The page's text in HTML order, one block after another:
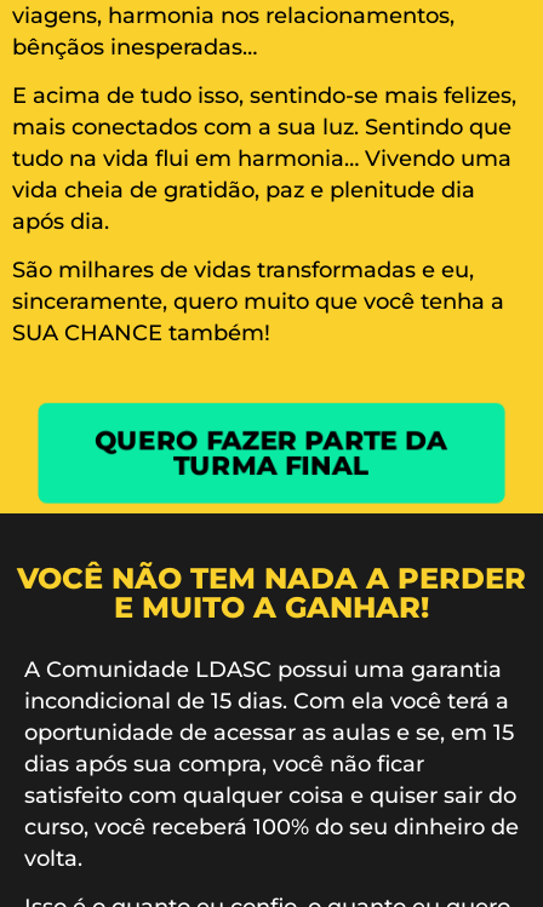
viagens, harmonia nos relacionamentos,
bênçãos inesperadas…
E acima de tudo isso, sentindo-se mais felizes,
mais conectados com a sua luz. Sentindo que
tudo na vida flui em harmonia… Vivendo uma
vida cheia de gratidão, paz e plenitude dia
após dia.
São milhares de vidas transformadas e eu,
sinceramente, quero muito que você tenha a
SUA CHANCE também!
QUERO FAZER PARTE DA
TURMA FINAL
VOCÊ NÃO TEM NADA A PERDER
E MUITO A GANHAR!
A Comunidade LDASC possui uma garantia
incondicional de 15 dias. Com ela você terá a
oportunidade de acessar as aulas e se, em 15
dias após sua compra, você não ficar
satisfeito com qualquer coisa e quiser sair do
curso, você receberá 100% do seu dinheiro de
volta.